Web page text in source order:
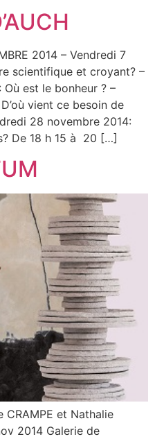
2014 – Vendredi 7
scientifique et croyant? –
est le bonheur ? –
vient ce besoin de
28 novembre 2014:
De 18 h 15 à 20 […]
CRAMPE et Nathalie
2014 Galerie de